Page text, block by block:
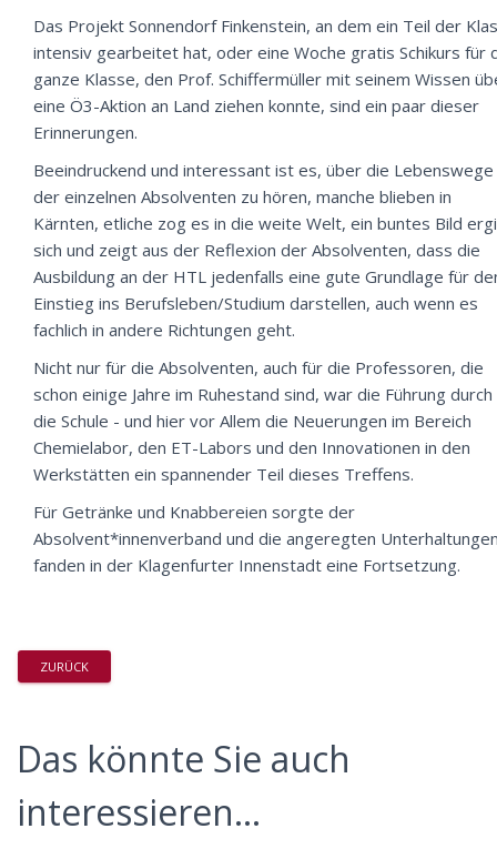
Das Projekt Sonnendorf Finkenstein, an dem ein Teil der
intensiv gearbeitet hat, oder eine Woche gratis Schikurs für
ganze Klasse, den Prof. Schiffermüller mit seinem Wissen
eine Ö3-Aktion an Land ziehen konnte, sind ein paar dieser
Erinnerungen.
Beeindruckend und interessant ist es, über die Lebenswege
der einzelnen Absolventen zu hören, manche blieben in
Kärnten, etliche zog es in die weite Welt, ein buntes Bild
sich und zeigt aus der Reflexion der Absolventen, dass die
Ausbildung an der HTL jedenfalls eine gute Grundlage für
Einstieg ins Berufsleben/Studium darstellen, auch wenn es
fachlich in andere Richtungen geht.
Nicht nur für die Absolventen, auch für die Professoren, die
schon einige Jahre im Ruhestand sind, war die Führung durch
die Schule - und hier vor Allem die Neuerungen im Bereich
Chemielabor, den ET-Labors und den Innovationen in den
Werkstätten ein spannender Teil dieses Treffens.
Für Getränke und Knabbereien sorgte der
Absolvent*innenverband und die angeregten
fanden in der Klagenfurter Innenstadt eine Fortsetzung.
ZURÜCK
Das könnte Sie auch
interessieren...